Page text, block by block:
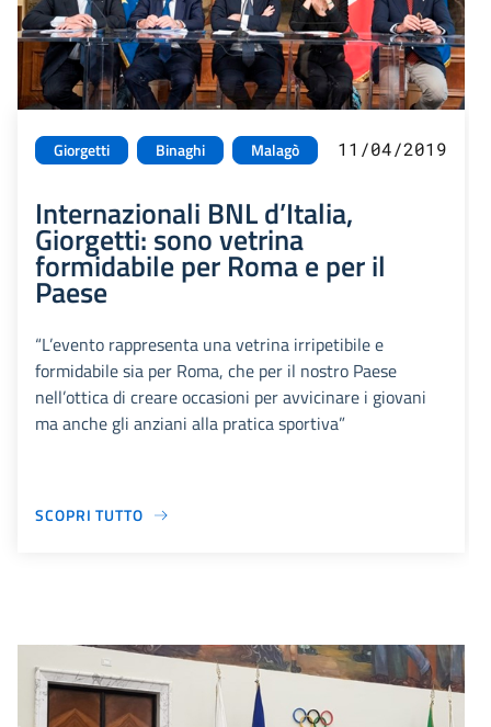
Giorgetti Binaghi Malagò 11/04/2019
Internazionali BNL d’Italia,
Giorgetti: sono vetrina
formidabile per Roma e per il
Paese
“L’evento rappresenta una vetrina irripetibile e
formidabile sia per Roma, che per il nostro Paese
nell’ottica di creare occasioni per avvicinare i giovani
ma anche gli anziani alla pratica sportiva”
SCOPRI TUTTO